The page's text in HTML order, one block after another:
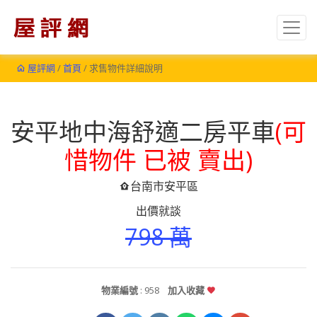
屋評網/首頁 / 求售物件詳細說明
安平地中海舒適二房平車(可
惜物件 已被 賣出)
台南市安平區
出價就談
798 萬
物業編號 : 958 加入收藏